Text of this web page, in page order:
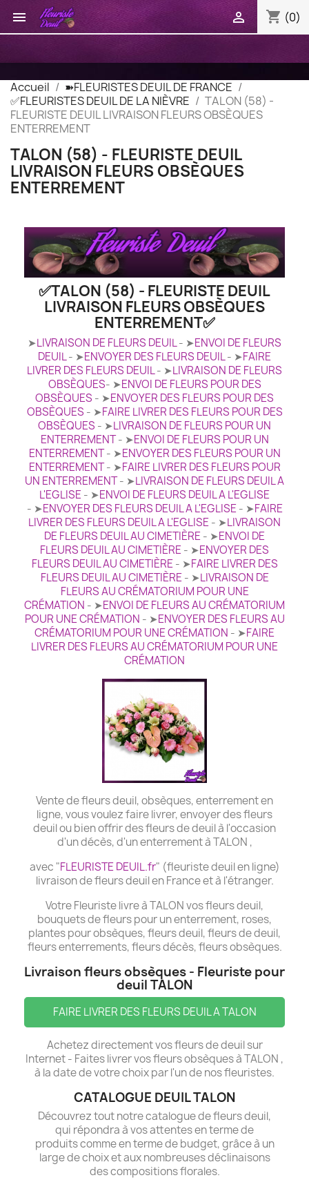
 shopping_cart (0)

Accueil
➽FLEURISTES DEUIL DE FRANCE
✅FLEURISTES DEUIL DE LA NIÈVRE
TALON (58) -
FLEURISTE DEUIL LIVRAISON FLEURS OBSÈQUES
ENTERREMENT
TALON (58) - FLEURISTE DEUIL
LIVRAISON FLEURS OBSÈQUES
ENTERREMENT
✅TALON (58) - FLEURISTE DEUIL
LIVRAISON FLEURS OBSÈQUES
ENTERREMENT✅
➤LIVRAISON DE FLEURS DEUIL- ➤ENVOI DE FLEURS
DEUIL- ➤ENVOYER DES FLEURS DEUIL- ➤FAIRE
LIVRER DES FLEURS DEUIL- ➤LIVRAISON DE FLEURS
OBSÈQUES- ➤ENVOI DE FLEURS POUR DES
OBSÈQUES - ➤ENVOYER DES FLEURS POUR DES
OBSÈQUES - ➤FAIRE LIVRER DES FLEURS POUR DES
OBSÈQUES - ➤LIVRAISON DE FLEURS POUR UN
ENTERREMENT- ➤ENVOI DE FLEURS POUR UN
ENTERREMENT- ➤ENVOYER DES FLEURS POUR UN
ENTERREMENT- ➤FAIRE LIVRER DES FLEURS POUR
UN ENTERREMENT- ➤LIVRAISON DE FLEURS DEUIL A
L'EGLISE- ➤ENVOI DE FLEURS DEUIL A L'EGLISE
- ➤ENVOYER DES FLEURS DEUIL A L'EGLISE- ➤FAIRE
LIVRER DES FLEURS DEUIL A L'EGLISE- ➤LIVRAISON
DE FLEURS DEUIL AU CIMETIÈRE- ➤ENVOI DE
FLEURS DEUIL AU CIMETIÈRE- ➤ENVOYER DES
FLEURS DEUIL AU CIMETIÈRE- ➤FAIRE LIVRER DES
FLEURS DEUIL AU CIMETIÈRE- ➤LIVRAISON DE
FLEURS AU CRÉMATORIUM POUR UNE
CRÉMATION - ➤ENVOI DE FLEURS AU CRÉMATORIUM
POUR UNE CRÉMATION - ➤ENVOYER DES FLEURS AU
CRÉMATORIUM POUR UNE CRÉMATION - ➤FAIRE
LIVRER DES FLEURS AU CRÉMATORIUM POUR UNE
CRÉMATION
Vente de fleurs deuil, obsèques, enterrement en
ligne, vous voulez faire livrer, envoyer des fleurs
deuil ou bien offrir des fleurs de deuil à l'occasion
d'un décès, d'un enterrement à TALON ,
avec "FLEURISTE DEUIL.fr" (fleuriste deuil en ligne)
livraison de fleurs deuil en France et à l'étranger.
Votre Fleuriste livre à TALON vos fleurs deuil,
bouquets de fleurs pour un enterrement, roses,
plantes pour obsèques, fleurs deuil, fleurs de deuil,
fleurs enterrements, fleurs décès, fleurs obsèques.
Livraison fleurs obsèques - Fleuriste pour
deuil TALON
FAIRE LIVRER DES FLEURS DEUIL A TALON
Achetez directement vos fleurs de deuil sur
Internet - Faites livrer vos fleurs obsèques à TALON ,
à la date de votre choix par l'un de nos fleuristes.
CATALOGUE DEUIL TALON
Découvrez tout notre catalogue de fleurs deuil,
qui répondra à vos attentes en terme de
produits comme en terme de budget, grâce à un
large de choix et aux nombreuses déclinaisons
des compositions florales.